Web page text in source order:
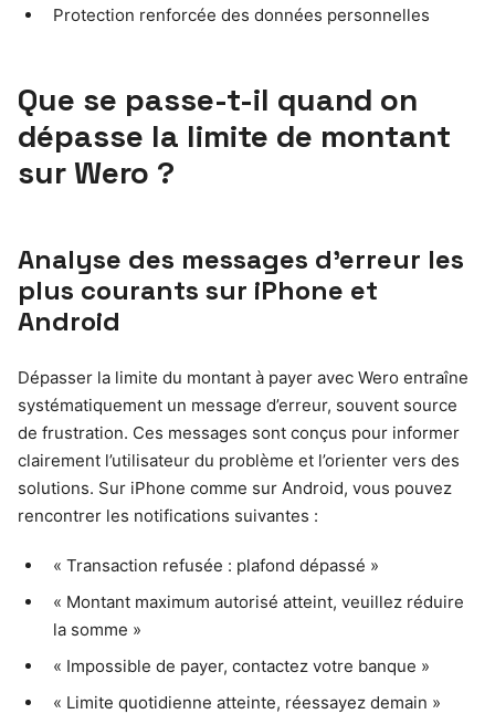
Protection renforcée des données personnelles
Que se passe-t-il quand on
dépasse la limite de montant
sur Wero ?
Analyse des messages d’erreur les
plus courants sur iPhone et
Android
Dépasser la limite du montant à payer avec Wero entraîne
systématiquement un message d’erreur, souvent source
de frustration. Ces messages sont conçus pour informer
clairement l’utilisateur du problème et l’orienter vers des
solutions. Sur iPhone comme sur Android, vous pouvez
rencontrer les notifications suivantes :
« Transaction refusée : plafond dépassé »
« Montant maximum autorisé atteint, veuillez réduire
la somme »
« Impossible de payer, contactez votre banque »
« Limite quotidienne atteinte, réessayez demain »